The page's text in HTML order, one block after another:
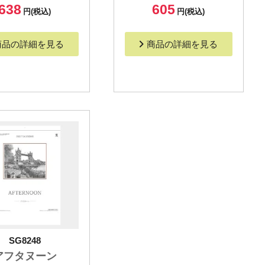
円(税込)
品の詳細を見る
605 円(税込)
商品の詳細を見る
SG8248
フタヌーン